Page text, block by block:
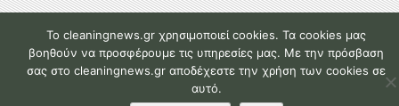
To cleaningnews.gr χρησιμοποιεί cookies. Τα cookies μας
βοηθούν να προσφέρουμε τις υπηρεσίες μας. Με την πρόσβαση
σας στο cleaningnews.gr αποδέχεστε την χρήση των cookies σε
αυτό.